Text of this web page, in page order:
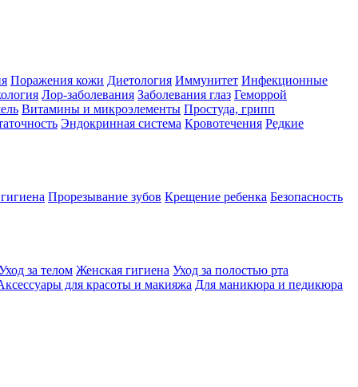
Поражения кожи Диетология Иммунитет Инфекционные
Лор-заболевания Заболевания глаз Геморрой
Витамины и микроэлементы Простуда, грипп
Эндокринная система Кровотечения Редкие
Прорезывание зубов Крещение ребенка Безопасность
за телом Женская гигиена Уход за полостью рта
для красоты и макияжа Для маникюра и педикюра